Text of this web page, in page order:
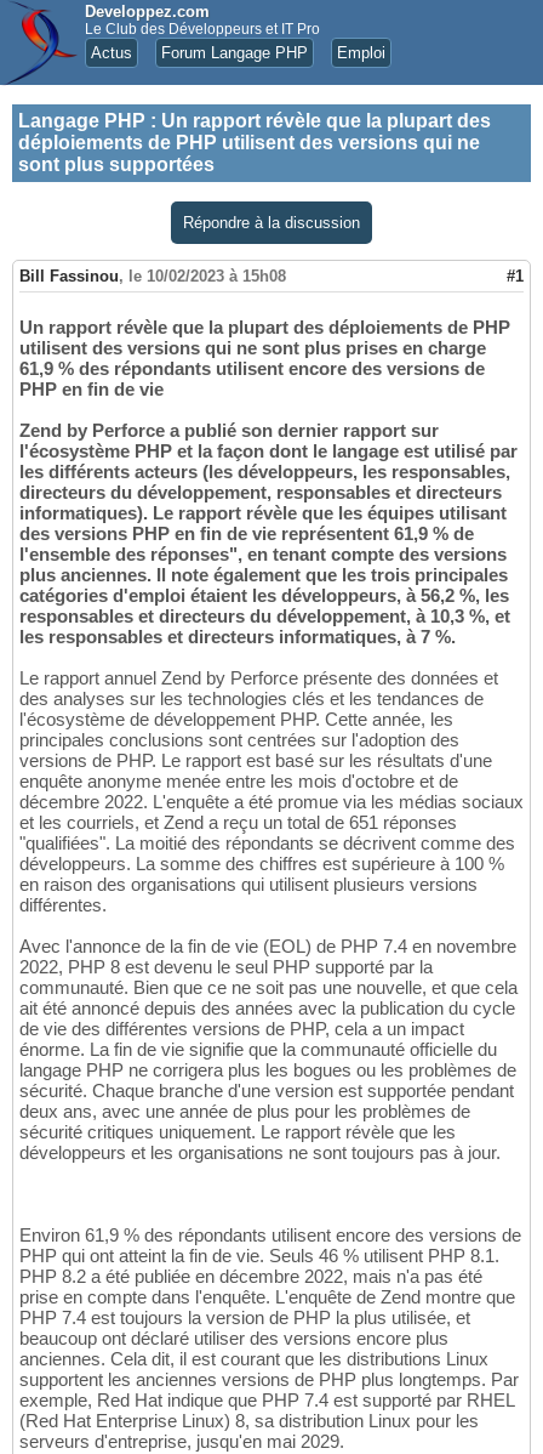
Developpez.com
Le Club des Développeurs et IT Pro
Actus Forum Langage PHP Emploi
Langage PHP : Un rapport révèle que la plupart des
déploiements de PHP utilisent des versions qui ne
sont plus supportées
Répondre à la discussion
Bill Fassinou, le 10/02/2023 à 15h08 #1
Un rapport révèle que la plupart des déploiements de PHP
utilisent des versions qui ne sont plus prises en charge
61,9 % des répondants utilisent encore des versions de
PHP en fin de vie
Zend by Perforce a publié son dernier rapport sur
l'écosystème PHP et la façon dont le langage est utilisé par
les différents acteurs (les développeurs, les responsables,
directeurs du développement, responsables et directeurs
informatiques). Le rapport révèle que les équipes utilisant
des versions PHP en fin de vie représentent 61,9 % de
l'ensemble des réponses", en tenant compte des versions
plus anciennes. Il note également que les trois principales
catégories d'emploi étaient les développeurs, à 56,2 %, les
responsables et directeurs du développement, à 10,3 %, et
les responsables et directeurs informatiques, à 7 %.
Le rapport annuel Zend by Perforce présente des données et
des analyses sur les technologies clés et les tendances de
l'écosystème de développement PHP. Cette année, les
principales conclusions sont centrées sur l'adoption des
versions de PHP. Le rapport est basé sur les résultats d'une
enquête anonyme menée entre les mois d'octobre et de
décembre 2022. L'enquête a été promue via les médias sociaux
et les courriels, et Zend a reçu un total de 651 réponses
"qualifiées". La moitié des répondants se décrivent comme des
développeurs. La somme des chiffres est supérieure à 100 %
en raison des organisations qui utilisent plusieurs versions
différentes.
Avec l'annonce de la fin de vie (EOL) de PHP 7.4 en novembre
2022, PHP 8 est devenu le seul PHP supporté par la
communauté. Bien que ce ne soit pas une nouvelle, et que cela
ait été annoncé depuis des années avec la publication du cycle
de vie des différentes versions de PHP, cela a un impact
énorme. La fin de vie signifie que la communauté officielle du
langage PHP ne corrigera plus les bogues ou les problèmes de
sécurité. Chaque branche d'une version est supportée pendant
deux ans, avec une année de plus pour les problèmes de
sécurité critiques uniquement. Le rapport révèle que les
développeurs et les organisations ne sont toujours pas à jour.
Environ 61,9 % des répondants utilisent encore des versions de
PHP qui ont atteint la fin de vie. Seuls 46 % utilisent PHP 8.1.
PHP 8.2 a été publiée en décembre 2022, mais n'a pas été
prise en compte dans l'enquête. L'enquête de Zend montre que
PHP 7.4 est toujours la version de PHP la plus utilisée, et
beaucoup ont déclaré utiliser des versions encore plus
anciennes. Cela dit, il est courant que les distributions Linux
supportent les anciennes versions de PHP plus longtemps. Par
exemple, Red Hat indique que PHP 7.4 est supporté par RHEL
(Red Hat Enterprise Linux) 8, sa distribution Linux pour les
serveurs d'entreprise, jusqu'en mai 2029.